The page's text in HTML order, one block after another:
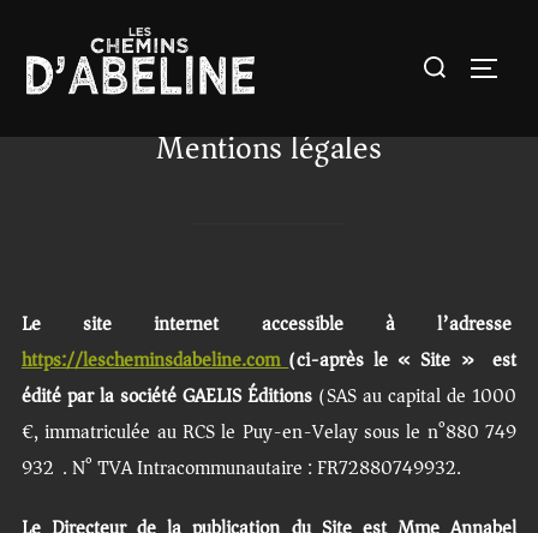
contenu
Rechercher :
Mentions légales
Le site internet accessible à l’adresse
https://lescheminsdabeline.com(ci-après le « Site ») est
édité par la société GAELIS Éditions (SAS au capital de 1000
€, immatriculée au RCS le Puy-en-Velay sous le n°880 749
932). N° TVA Intracommunautaire : FR72880749932.